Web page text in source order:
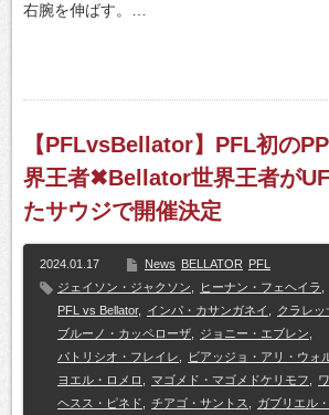
右腕を伸ばす。…
【PFLvsBellator】PFL初の
界王者✖Bellator世界王者が
たサウジで開催決定
2024.01.17 News BELLATOR
PFL
ジェイソン・ジャクソン
ヒーナン・フェヘイラ
PFL vs Bellator, インパ・カサンガネイ クラレ
ブルーノ・カッペローザ
ジョニー・エブレン
パトリシオ・フレイレ
ビアッジョ・アリ・ウォ
ヨエル・ロメロ
マゴメド・マゴメドケリモフ
ヘスス・ピネド
チアゴ・サントス ガブリエル